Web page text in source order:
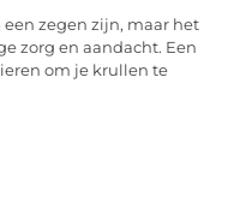
zegen zijn, maar het
zorg en aandacht. Een
om je krullen te